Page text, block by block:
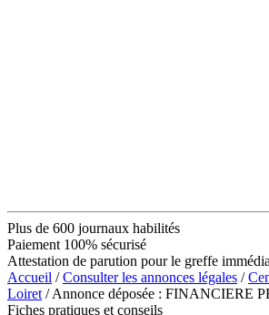
Plus de 600 journaux habilités
Paiement 100% sécurisé
Attestation de parution pour le greffe
Accueil /Consulter les annonces légales /
Loiret / Annonce déposée : FINANCIERE
Fiches pratiques et conseils